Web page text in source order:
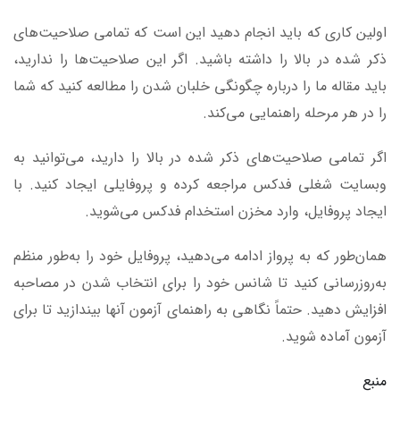
اولین کاری که باید انجام دهید این است که تمامی صلاحیت‌های
ذکر شده در بالا را داشته باشید. اگر این صلاحیت‌ها را ندارید،
باید مقاله ما را درباره چگونگی خلبان شدن را مطالعه کنید که شما
را در هر مرحله راهنمایی می‌کند.
اگر تمامی صلاحیت‌های ذکر شده در بالا را دارید، می‌توانید به
وبسایت شغلی فدکس مراجعه کرده و پروفایلی ایجاد کنید. با
ایجاد پروفایل، وارد مخزن استخدام فدکس می‌شوید.
همان‌طور که به پرواز ادامه می‌دهید، پروفایل خود را به‌طور منظم
به‌روزرسانی کنید تا شانس خود را برای انتخاب شدن در مصاحبه
افزایش دهید. حتماً نگاهی به راهنمای آزمون آنها بیندازید تا برای
آزمون آماده شوید.
منبع